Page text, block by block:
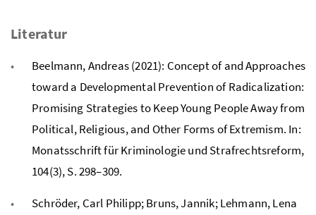
Literatur
Beelmann, Andreas (2021): Concept of and Approaches
toward a Developmental Prevention of Radicalization:
Promising Strategies to Keep Young People Away from
Political, Religious, and Other Forms of Extremism. In:
Monatsschrift für Kriminologie und Strafrechtsreform,
104(3), S. 298–309.
Schröder, Carl Philipp; Bruns, Jannik; Lehmann, Lena